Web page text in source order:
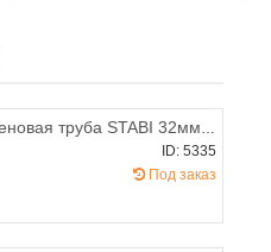
Полипропиленовая труба STABI 32мм (с внутренней металлической армировкой), WAVIN EKOPLASTIK
ID: 5335
Под заказ